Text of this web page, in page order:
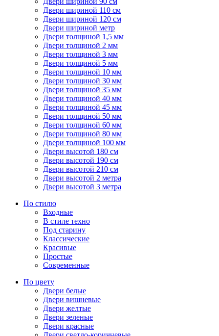
Двери шириной 110 см
Двери шириной 120 см
Двери шириной метр
Двери толщиной 1,5 мм
Двери толщиной 2 мм
Двери толщиной 3 мм
Двери толщиной 5 мм
Двери толщиной 10 мм
Двери толщиной 30 мм
Двери толщиной 35 мм
Двери толщиной 40 мм
Двери толщиной 45 мм
Двери толщиной 50 мм
Двери толщиной 60 мм
Двери толщиной 80 мм
Двери толщиной 100 мм
Двери высотой 180 см
Двери высотой 190 см
Двери высотой 210 см
Двери высотой 2 метра
Двери высотой 3 метра
По стилю
Входные
В стиле техно
Под старину
Классические
Красивые
Простые
Современные
По цвету
Двери белые
Двери вишневые
Двери желтые
Двери зеленые
Двери красные